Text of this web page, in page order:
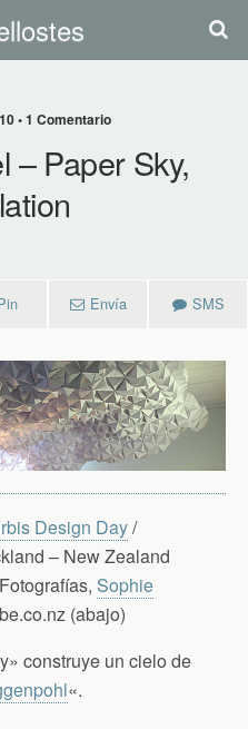
• 1 Comentario
– Paper Sky,
Envía SMS
Design Day/
– New Zealand
Sophie
(abajo)
construye un cielo de
«.